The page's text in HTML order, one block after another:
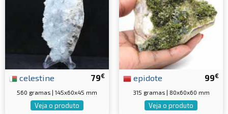
79€
celestine
560 gramas | 145x60x45 mm
Veja o produto
99€
epidote
315 gramas | 80x60x60 mm
Veja o produto